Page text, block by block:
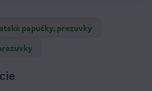
papučky, prezuvky